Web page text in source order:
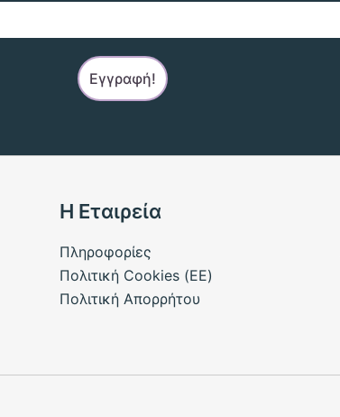
Η Εταιρεία
Πληροφορίες
Πολιτική Cookies (ΕΕ)
Πολιτική Απορρήτου